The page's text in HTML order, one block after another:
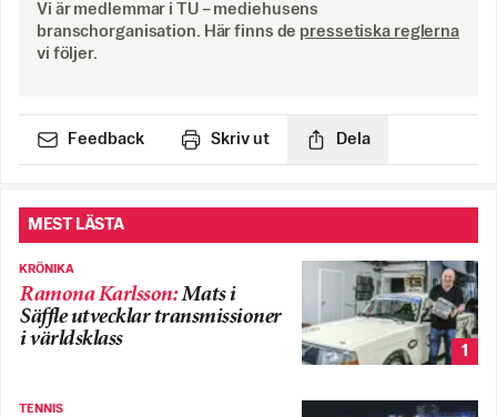
Vi är medlemmar i TU – mediehusens
branschorganisation. Här finns de pressetiska reglerna
vi följer.
Feedback Skriv ut Dela
MEST LÄSTA
KRÖNIKA
Ramona Karlsson:Mats i
Säffle utvecklar transmissioner
i världsklass
1
TENNIS